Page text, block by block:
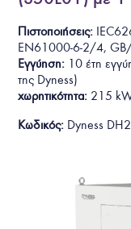
Πιστοποιήσεις:
EN61000-6-2/4,
Εγγύηση: 10 έτη
της Dyness)
χωρητικότητα: 215
Κωδικός: Dyness